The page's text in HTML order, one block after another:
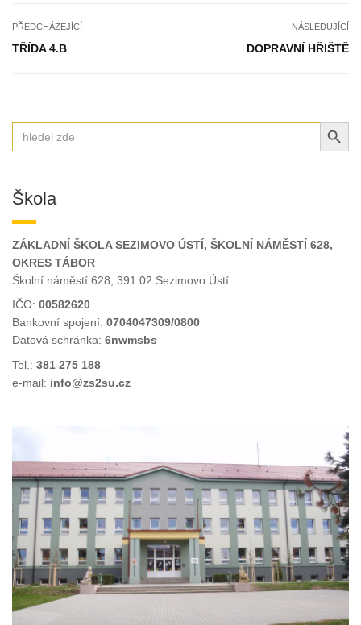
PŘEDCHÁZEJÍCÍ
TŘÍDA 4.B
NÁSLEDUJÍCÍ
DOPRAVNÍ HŘIŠTĚ
Search
for:
SEARCH
Škola
ZÁKLADNÍ ŠKOLA SEZIMOVO ÚSTÍ, ŠKOLNÍ NÁMĚSTÍ 628,
OKRES TÁBOR
Školní náměstí 628, 391 02 Sezimovo Ústí
IČO: 00582620
Bankovní spojení: 0704047309/0800
Datová schránka: 6nwmsbs
Tel.: 381 275 188
e-mail: info@zs2su.cz